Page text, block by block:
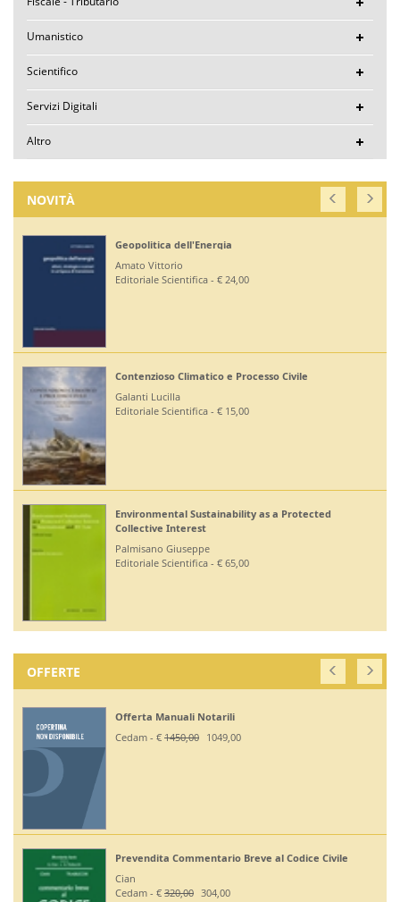
Umanistico
Scientifico
Servizi Digitali
Altro
NOVITÀ
Geopolitica dell'Energia
Amato Vittorio
Editoriale Scientifica - € 24,00
Contenzioso Climatico e Processo Civile
Galanti Lucilla
Editoriale Scientifica - € 15,00
Environmental Sustainability as a Protected
Collective Interest
Palmisano Giuseppe
Editoriale Scientifica - € 65,00
OFFERTE
Offerta Manuali Notarili
Cedam - € 1450,00 1049,00
Prevendita Commentario Breve al Codice Civile
Cian
Cedam - € 320,00 304,00